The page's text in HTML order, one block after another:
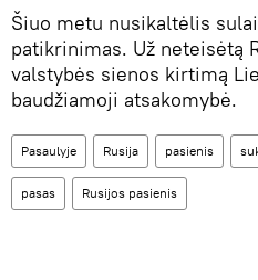
Šiuo metu nusikaltėlis
patikrinimas. Už neteisėtą
valstybės sienos kirtimą
baudžiamoji atsakomybė.
Pasaulyje Rusija pasienis
pasas Rusijos pasienis